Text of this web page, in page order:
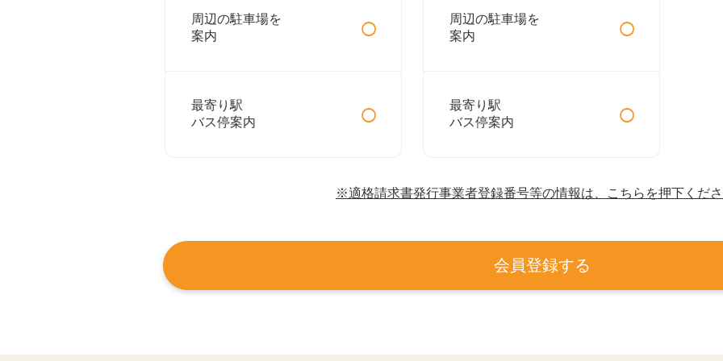
周辺の駐車場を
案内
○
最寄り駅
バス停案内
○
周辺の駐車場を
案内
○
最寄り駅
バス停案内
○
※適格請求書発行事業者登録番号等の情報は、こちらを押下くだ
会員登録する